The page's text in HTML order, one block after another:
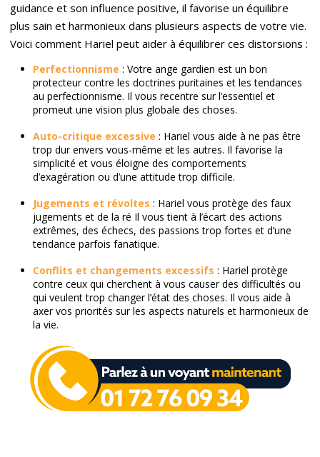
guidance et son influence positive, il favorise un équilibre
plus sain et harmonieux dans plusieurs aspects de votre vie.
Voici comment Hariel peut aider à équilibrer ces distorsions :
Perfectionnisme : Votre ange gardien est un bon
protecteur contre les doctrines puritaines et les tendances
au perfectionnisme. Il vous recentre sur l’essentiel et
promeut une vision plus globale des choses.
Auto-critique excessive : Hariel vous aide à ne pas être
trop dur envers vous-même et les autres. Il favorise la
simplicité et vous éloigne des comportements
d’exagération ou d’une attitude trop difficile.
Jugements et révoltes : Hariel vous protège des faux
jugements et de la ré Il vous tient à l’écart des actions
extrêmes, des échecs, des passions trop fortes et d’une
tendance parfois fanatique.
Conflits et changements excessifs : Hariel protège
contre ceux qui cherchent à vous causer des difficultés ou
qui veulent trop changer l’état des choses. Il vous aide à
axer vos priorités sur les aspects naturels et harmonieux de
la vie.